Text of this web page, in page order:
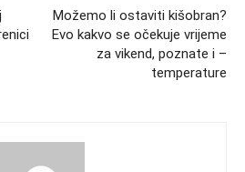
Možemo li ostaviti kišobran?
Evo kakvo se očekuje vrijeme
za vikend, poznate i –
temperature